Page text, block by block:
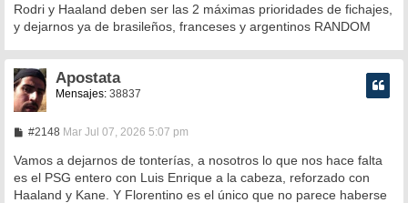
Rodri y Haaland deben ser las 2 máximas prioridades de fichajes,
y dejarnos ya de brasileños, franceses y argentinos RANDOM
Apostata
Mensajes:38837
#2148M
n
s
a
j
Mar Jul 07, 2026 5:07 pm
Vamos a dejarnos de tonterías, a nosotros lo que nos hace falta
es el PSG entero con Luis Enrique a la cabeza, reforzado con
Haaland y Kane. Y Florentino es el único que no parece haberse